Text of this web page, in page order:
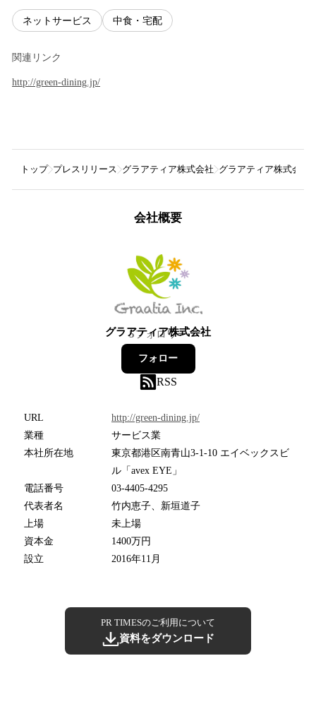
ネットサービス 中食・宅配
関連リンク
http://green-dining.jp/
トップ プレスリリース グラアティア株式会社 グラアティア株式会社
会社概要
グラアティア株式会社
5フォロワー
フォロー
RSS
URL
http://green-dining.jp/
業種
サービス業
本社所在地
東京都港区南青山3-1-10 エイベックスビ
ル「avex EYE」
電話番号
03-4405-4295
代表者名
竹内恵子、新垣道子
上場
未上場
資本金
1400万円
設立
2016年11月
PR TIMESのご利用について
資料をダウンロード